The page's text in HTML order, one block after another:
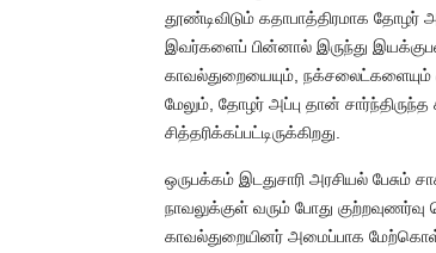
தூண்டிவிடும் கதாபாத்திரமாக தோழர்
இவர்களைப் பின்னால் இருந்து
காவல்துறையையும், நக்சலைட்களையும்
மேலும், தோழர் அப்பு தான்
சித்தரிக்கப்பட்டிருக்கிறது.
ஒருபக்கம் இடதுசாரி அரசியல்
நாவலுக்குள் வரும் போது
காவல்துறையினர் அமைப்பாக